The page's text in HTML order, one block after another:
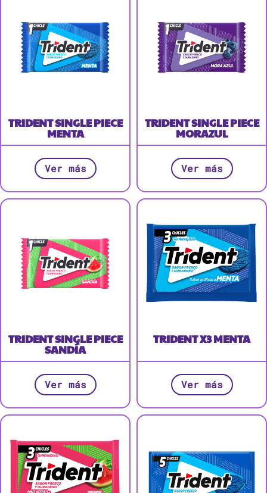
TRIDENT SINGLE PIECE
MENTA
Ver más
TRIDENT SINGLE PIECE
MORAZUL
Ver más
TRIDENT SINGLE PIECE
SANDÍA
Ver más
TRIDENT X3 MENTA
Ver más